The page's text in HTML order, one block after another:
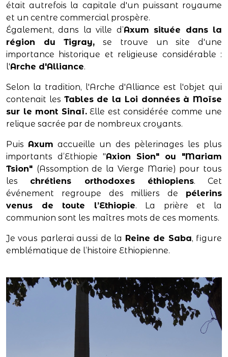
était autrefois la capitale d'un puissant royaume
et un centre commercial prospère.
Également, dans la ville d’Axum située dans la
région du Tigray, se trouve un site d'une
importance historique et religieuse considérable :
l'Arche d'Alliance.
Selon la tradition, l'Arche d'Alliance est l'objet qui
contenait les Tables de la Loi données à Moïse
sur le mont Sinaï.Elle est considérée comme une
relique sacrée par de nombreux croyants.
Puis Axum accueille un des pèlerinages les plus
importants d’Ethiopie "Axion Sion" ou "Mariam
Tsion" (Assomption de la Vierge Marie) pour tous
les chrétiens orthodoxes éthiopiens. Cet
événement regroupe des milliers de pélerins
venus de toute l’Ethiopie. La prière et la
communion sont les maîtres mots de ces moments.
Je vous parlerai aussi de la Reine de Saba, figure
emblématique de l’histoire Ethiopienne.